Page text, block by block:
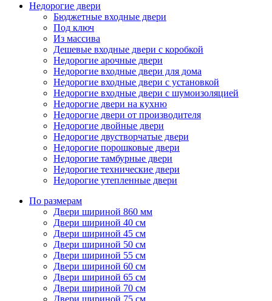
Недорогие двери
Бюджетные входные двери
Под ключ
Из массива
Дешевые входные двери с коробкой
Недорогие арочные двери
Недорогие входные двери для дома
Недорогие входные двери с установкой
Недорогие входные двери с шумоизоляцией
Недорогие двери на кухню
Недорогие двери от производителя
Недорогие двойные двери
Недорогие двустворчатые двери
Недорогие порошковые двери
Недорогие тамбурные двери
Недорогие технические двери
Недорогие утепленные двери
По размерам
Двери шириной 860 мм
Двери шириной 40 см
Двери шириной 45 см
Двери шириной 50 см
Двери шириной 55 см
Двери шириной 60 см
Двери шириной 65 см
Двери шириной 70 см
Двери шириной 75 см